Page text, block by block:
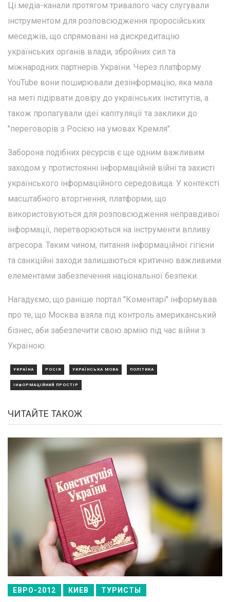
Ці медіа-канали протягом тривалого часу слугували
інструментом для розповсюдження проросійських
меседжів, що спрямовані на дискредитацію
українських органів влади, збройних сил та
міжнародних партнерів України. Через платформу
YouTube вони поширювали дезінформацію, яка мала
на меті підірвати довіру до українських інститутів, а
також пропагували ідеї капітуляції та заклики до
"переговорів з Росією на умовах Кремля".
Заборона подібних ресурсів є ще одним важливим
заходом у протистоянні інформаційній війні та захисті
українського інформаційного середовища. У контексті
масштабного вторгнення, платформи, що
використовуються для розповсюдження неправдивої
інформації, перетворюються на інструменти впливу
агресора. Таким чином, питання інформаційної гігієни
та санкційні заходи залишаються критично важливими
елементами забезпечення національної безпеки.
Нагадуємо, що раніше портал "Коментарі" інформував
про те, що Москва взяла під контроль американський
бізнес, аби забезпечити свою армію під час війни з
Україною.
УКРАЇНА РОСІЯ УКРАЇНСЬКА МОВА ПОЛІТИКА
ІНФОРМАЦІЙНИЙ ПРОСТІР
ЧИТАЙТЕ ТАКОЖ
ЕВРО-2012 КИЕВ ТУРИСТЫ